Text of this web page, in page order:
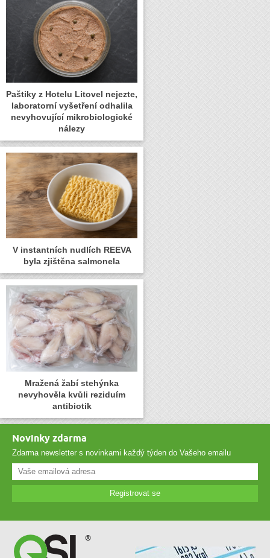
Paštiky z Hotelu Litovel nejezte,
laboratorní vyšetření odhalila
nevyhovující mikrobiologické
nálezy
V instantních nudlích REEVA
byla zjištěna salmonela
Mražená žabí stehýnka
nevyhověla kvůli reziduím
antibiotik
Novinky zdarma
Zdarma newsletter s novinkami každý týden do Vašeho emailu
Registrovat se